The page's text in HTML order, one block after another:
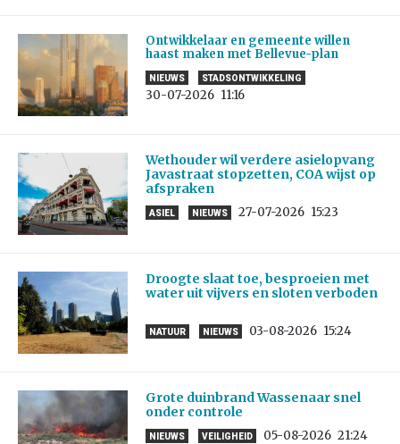
Ontwikkelaar en gemeente willen
haast maken met Bellevue-plan
NIEUWS STADSONTWIKKELING
30-07-2026 11:16
Wethouder wil verdere asielopvang
Javastraat stopzetten, COA wijst op
afspraken
ASIEL NIEUWS 27-07-2026 15:23
Droogte slaat toe, besproeien met
water uit vijvers en sloten verboden
NATUUR NIEUWS 03-08-2026 15:24
Grote duinbrand Wassenaar snel
onder controle
NIEUWS VEILIGHEID 05-08-2026 21:24